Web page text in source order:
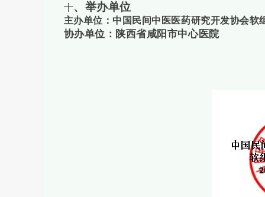
十、举办单位
主办单位：中国民间中医医药研究开发协会软
协办单位：陕西省咸阳市中心医院